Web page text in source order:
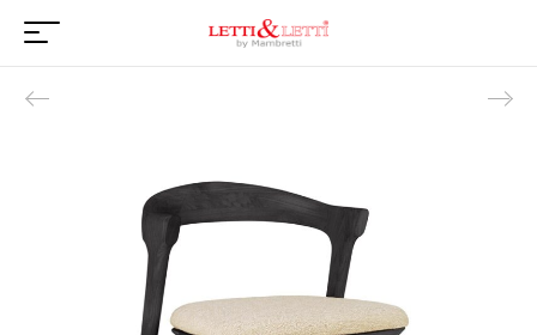
Product navigation